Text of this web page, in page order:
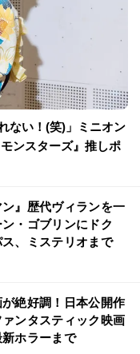
ない！(笑)」ミニオン
ンスターズ』推しポ
ン』歴代ヴィランを一
・ゴブリンにドク
、ミステリオまで
絶好調！日本公開作
ンタスティック映画
ホラーまで